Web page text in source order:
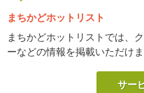
まちかどホットリスト
まちかどホットリストでは、
ーなどの情報を掲載いただけま
サー